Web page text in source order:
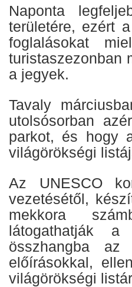
Naponta
területére, ezért
foglalásokat
turistaszezonban
a jegyek.
Tavaly
utolsósorban
parkot, és hogy
világörökségi
Az UNESCO
vezetésétől,
mekkora
látogathatják a
összhangba
előírásokkal,
világörökségi